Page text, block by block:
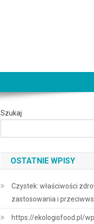
Szukaj
OSTATNIE WPISY
Czystek: właściwości
zastosowania i
https://ekologisfood.pl/